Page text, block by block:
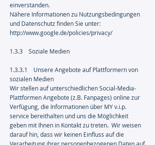
einverstanden.
Nähere Informationen zu Nutzungsbedingungen
und Datenschutz finden Sie unter:
http://www.google.de/policies/privacy/
1.3.3 Soziale Medien
1.3.3.1 Unsere Angebote auf Plattformern von
sozialen Medien
Wir stellen auf unterschiedlichen Social-Media-
Plattformen Angebote (z.B. Fanpages) online zur
Verfügung, die Informationen über MY v.i.p.
service bereithalten und uns die Möglichkeit
geben mit Ihnen in Kontakt zu treten. Wir weisen
darauf hin, dass wir keinen Einfluss auf die